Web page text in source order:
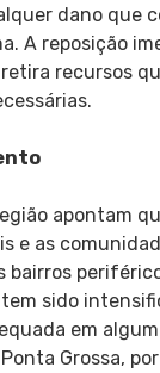
dano que
A reposição
recursos
apontam
e as
sido
em
Grossa,